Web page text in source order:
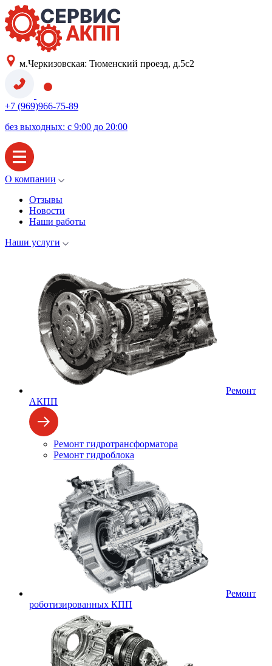
м.Черкизовская: Тюменский проезд, д.5с2
+7 (969)966-75-89
без выходных: с 9:00 до 20:00
О компании
Отзывы
Новости
Наши работы
Наши услуги
Ремонт
АКПП
Ремонт гидротрансформатора
Ремонт гидроблока
Ремонт
роботизированных КПП